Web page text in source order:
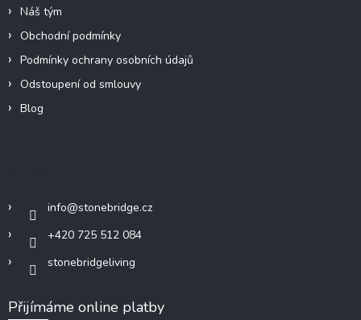
Náš tým
Obchodní podmínky
Podmínky ochrany osobních údajů
Odstoupení od smlouvy
Blog
info@stonebridge.cz
+420 725 512 084
stonebridgeliving
Přijímáme online platby